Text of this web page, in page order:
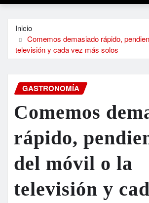
Inicio
Comemos demasiado rápido,
televisión y cada vez más solos
GASTRONOMÍA
Comemos
rápido,
del móvil o la
televisión y